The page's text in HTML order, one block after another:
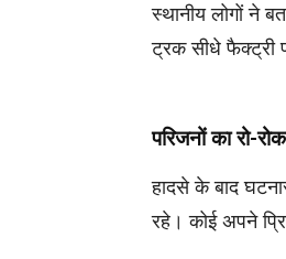
स्थानीय लोगों ने
ट्रक सीधे फैक्ट्री
परिजनों का रो-
हादसे के बाद
रहे। कोई अपने